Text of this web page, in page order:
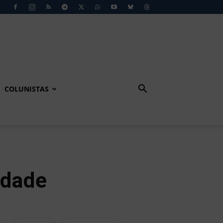
COLUNISTAS